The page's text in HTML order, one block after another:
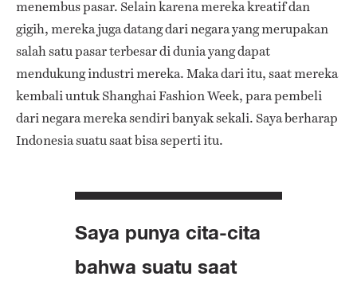
menembus pasar. Selain karena mereka kreatif dan
gigih, mereka juga datang dari negara yang merupakan
salah satu pasar terbesar di dunia yang dapat
mendukung industri mereka. Maka dari itu, saat mereka
kembali untuk Shanghai Fashion Week, para pembeli
dari negara mereka sendiri banyak sekali. Saya berharap
Indonesia suatu saat bisa seperti itu.
Saya punya cita-cita
bahwa suatu saat